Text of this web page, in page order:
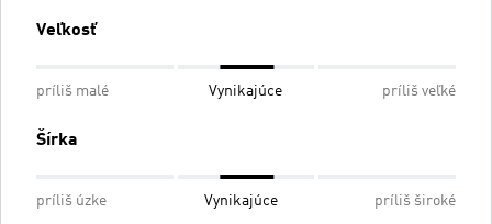
Veľkosť
príliš malé Vynikajúce príliš veľké
Šírka
príliš úzke Vynikajúce príliš široké